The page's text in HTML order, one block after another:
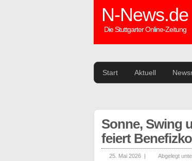
N-News.de
Die Stuttgarter Online-Zeitung
Start Aktuell
Sonne, Swing
feiert
25. Mai 2026 | Abgelegt